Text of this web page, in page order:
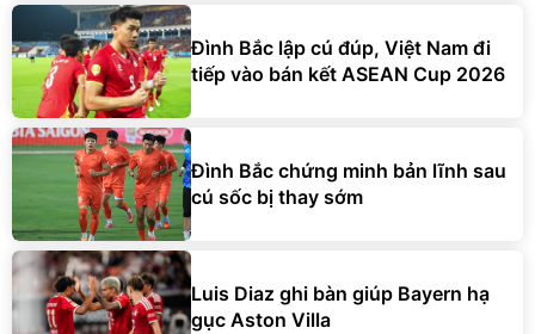
Đình Bắc lập cú đúp, Việt Nam đi
tiếp vào bán kết ASEAN Cup 2026
Đình Bắc chứng minh bản lĩnh sau
cú sốc bị thay sớm
Luis Diaz ghi bàn giúp Bayern hạ
gục Aston Villa